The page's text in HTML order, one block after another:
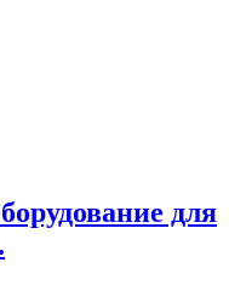
для